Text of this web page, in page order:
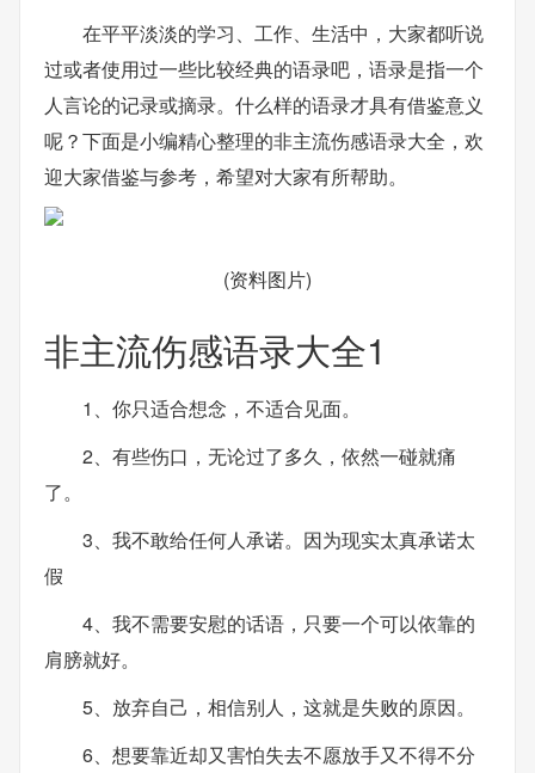
在平平淡淡的学习、工作、生活中，大家都听说
过或者使用过一些比较经典的语录吧，语录是指一个
人言论的记录或摘录。什么样的语录才具有借鉴意义
呢？下面是小编精心整理的非主流伤感语录大全，欢
迎大家借鉴与参考，希望对大家有所帮助。
(资料图片)
非主流伤感语录大全1
1、你只适合想念，不适合见面。
2、有些伤口，无论过了多久，依然一碰就痛
了。
3、我不敢给任何人承诺。因为现实太真承诺太
假
4、我不需要安慰的话语，只要一个可以依靠的
肩膀就好。
5、放弃自己，相信别人，这就是失败的原因。
6、想要靠近却又害怕失去不愿放手又不得不分